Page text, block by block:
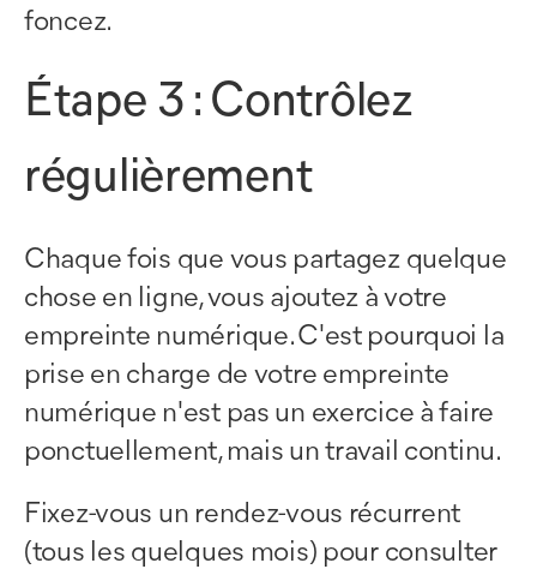
foncez.
Étape 3 : Contrôlez
régulièrement
Chaque fois que vous partagez quelque
chose en ligne, vous ajoutez à votre
empreinte numérique. C'est pourquoi la
prise en charge de votre empreinte
numérique n'est pas un exercice à faire
ponctuellement, mais un travail continu.
Fixez-vous un rendez-vous récurrent
(tous les quelques mois) pour consulter